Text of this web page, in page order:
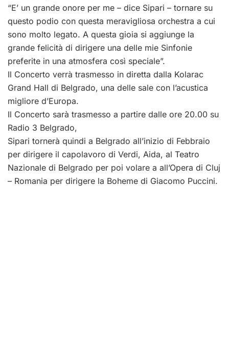
“E’ un grande onore per me – dice Sipari – tornare su
questo podio con questa meravigliosa orchestra a cui
sono molto legato. A questa gioia si aggiunge la
grande felicità di dirigere una delle mie Sinfonie
preferite in una atmosfera così speciale”.
Il Concerto verrà trasmesso in diretta dalla Kolarac
Grand Hall di Belgrado, una delle sale con l’acustica
migliore d’Europa.
Il Concerto sarà trasmesso a partire dalle ore 20.00 su
Radio 3 Belgrado,
Sipari tornerà quindi a Belgrado all’inizio di Febbraio
per dirigere il capolavoro di Verdi, Aida, al Teatro
Nazionale di Belgrado per poi volare a all’Opera di Cluj
– Romania per dirigere la Boheme di Giacomo Puccini.